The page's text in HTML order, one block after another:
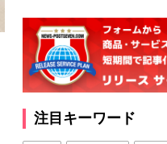
注目キーワード